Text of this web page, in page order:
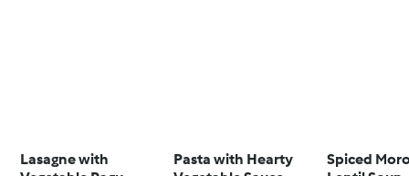
Lasagne with
Pasta with Hearty
Spiced